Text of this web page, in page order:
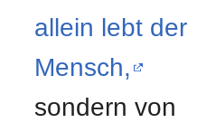
allein lebt der
Mensch,
sondern von